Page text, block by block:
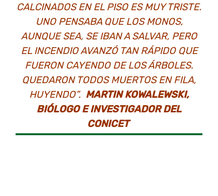
CALCINADOS EN EL PISO ES MUY TRISTE.
UNO PENSABA QUE LOS MONOS,
AUNQUE SEA, SE IBAN A SALVAR, PERO
EL INCENDIO AVANZÓ TAN RÁPIDO QUE
FUERON CAYENDO DE LOS ÁRBOLES.
QUEDARON TODOS MUERTOS EN FILA,
HUYENDO”. MARTIN KOWALEWSKI,
BIÓLOGO E INVESTIGADOR DEL
CONICET